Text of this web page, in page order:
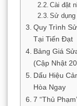
Cài đặt
Sử dụng
Quy Trình
Tại Tiến Đạt
Bảng Giá
(Cập Nhật
Dấu Hiệu
Hòa Ngay
7 “Thủ